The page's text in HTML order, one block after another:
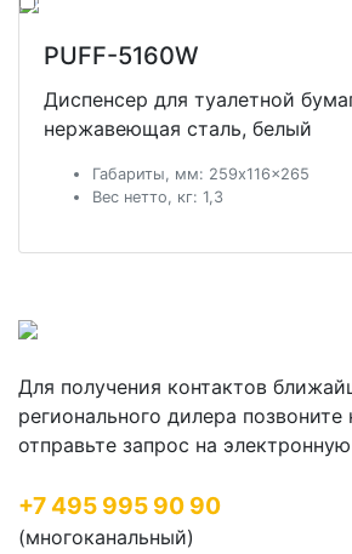
РUFF-5160W
Диспенсер для туалетной
нержавеющая сталь, белый
Габариты, мм: 259x116x265
Вес нетто, кг: 1,3
Для получения контактов
регионального дилера позвоните
отправьте запрос на
+7 495 995 90 90
(многоканальный)